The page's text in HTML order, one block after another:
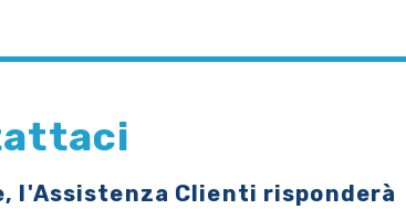
l'Assistenza Clienti risponderà